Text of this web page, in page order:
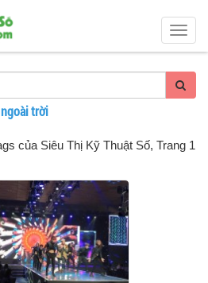
trời
của Siêu Thị Kỹ Thuật Số, Trang 1